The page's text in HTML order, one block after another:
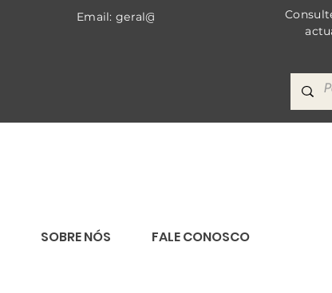
Email: geral@bricomat.com
SOBRE NÓS FALE CONOSCO